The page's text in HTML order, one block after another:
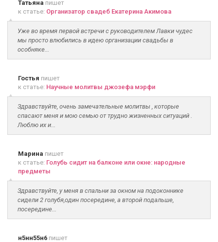
Татьяна пишет
к статье: Организатор свадеб Екатерина Акимова
Уже во время первой встречи с руководителем Лавки чудес
мы просто влюбились в идею организации свадьбы в
особняке...
Гостья пишет
к статье: Научные молитвы джозефа мэрфи
Здравствуйте, очень замечательные молитвы , которые
спасают меня и мою семью от трудно жизненных ситуаций .
Люблю их и...
Марина пишет
к статье: Голубь сидит на балконе или окне: народные
предметы
Здравствуйте, у меня в спальни за окном на подоконнике
сидели 2 голубя,один посередине, а второй подальше,
посередине...
н5нн55н6 пишет